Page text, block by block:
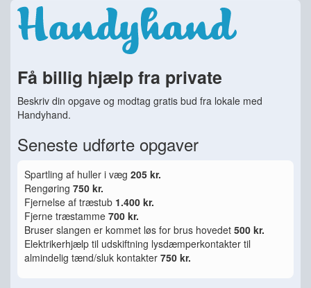
Få billig hjælp fra private
Beskriv din opgave og modtag gratis bud fra lokale med
Handyhand.
Seneste udførte opgaver
Spartling af huller i væg 205 kr.
Rengøring 750 kr.
Fjernelse af træstub 1.400 kr.
Fjerne træstamme 700 kr.
Bruser slangen er kommet løs for brus hovedet 500 kr.
Elektrikerhjælp til udskiftning lysdæmperkontakter til
almindelig tænd/sluk kontakter 750 kr.